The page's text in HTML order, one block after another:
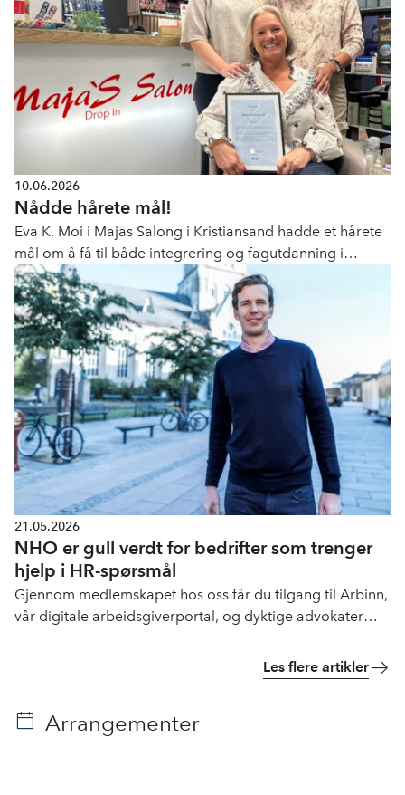
10.06.2026
Nådde hårete mål!
Eva K. Moi i Majas Salong i Kristiansand hadde et hårete
mål om å få til både integrering og fagutdanning i
bedrift. Nå hylles pilotprosjektet nasjonalt!
21.05.2026
NHO er gull verdt for bedrifter som trenger
hjelp i HR-spørsmål
Gjennom medlemskapet hos oss får du tilgang til Arbinn,
vår digitale arbeidsgiverportal, og dyktige advokater
du møter fagpersoner og mennesker med samme
Les flere artikler
Arrangementer